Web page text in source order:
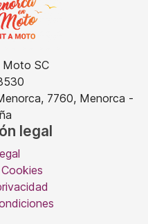
Moto SC
7760, Menorca -
legal